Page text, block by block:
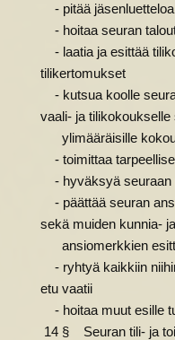
- pitää jäsenluetteloa
- hoitaa seuran
- laatia ja esittää
tilikertomukset
- kutsua koolle
vaali- ja tilikokoukselle
ylimääräisille
- toimittaa
- hyväksyä seuraan
- päättää seuran
sekä muiden kunnia- ja
ansiomerkkien
- ryhtyä kaikkiin
etu vaatii
- hoitaa muut esille
14 § Seuran tili- ja